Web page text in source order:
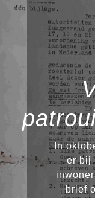
In
er bij
brief